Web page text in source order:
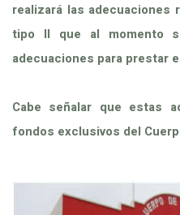
realizará las adecuaciones
tipo II que al momento
adecuaciones para prestar
Cabe señalar que estas
fondos exclusivos del